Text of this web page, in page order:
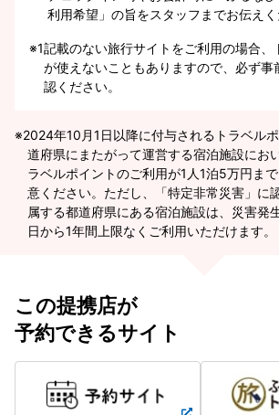
利用希望」の旨をスタッフまでお伝えく
※1記載のない旅行サイトをご利用の場合、
が使えないこともありますので、必ず事
認ください。
2024年10月1日以降に付与されるトラベル
道府県にまたがって運営する宿泊施設にお
ラベルポイントのご利用が1人1泊5万円ま
意ください。ただし、「特定非常災害」に
属する都道府県にある宿泊施設は、災害発
日から1年間上限なくご利用いただけます。
この提携店が
予約できるサイト